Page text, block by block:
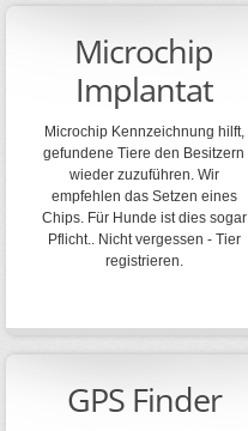
Microchip
Implantat
Microchip Kennzeichnung hilft,
gefundene Tiere den Besitzern
wieder zuzuführen. Wir
empfehlen das Setzen eines
Chips. Für Hunde ist dies sogar
Pflicht.. Nicht vergessen - Tier
registrieren.
GPS Finder